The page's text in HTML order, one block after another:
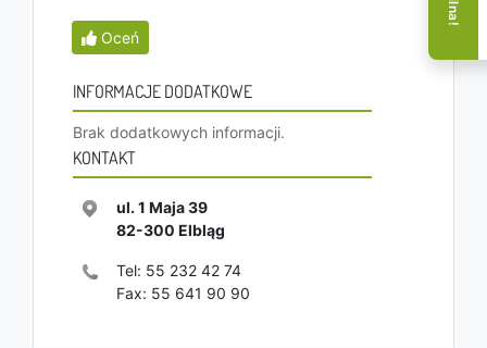
Oceń
INFORMACJE DODATKOWE
Brak dodatkowych informacji.
KONTAKT
ul. 1 Maja 39
82-300 Elbląg
Tel: 55 232 42 74
Fax: 55 641 90 90